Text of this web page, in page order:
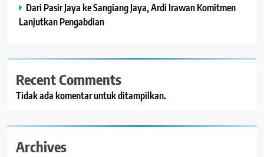
Dari Pasir Jaya ke Sangiang Jaya, Ardi Irawan Komitmen
Lanjutkan Pengabdian
Recent Comments
Tidak ada komentar untuk ditampilkan.
Archives